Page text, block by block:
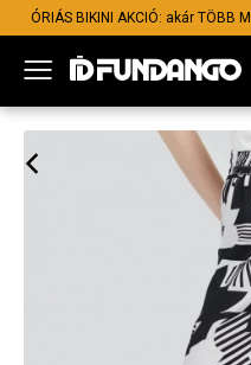
ÓRIÁS BIKINI AKCIÓ: akár TÖBB